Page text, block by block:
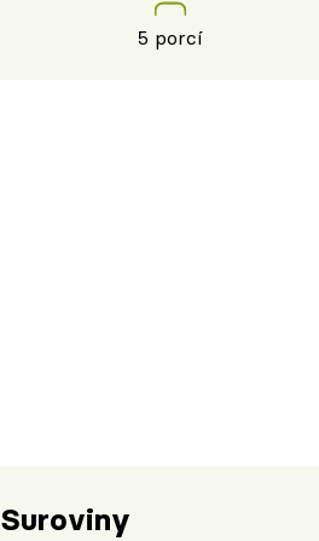
5 porcí
Suroviny